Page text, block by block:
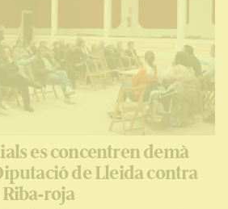
es concentren demà
de Lleida contra
roja